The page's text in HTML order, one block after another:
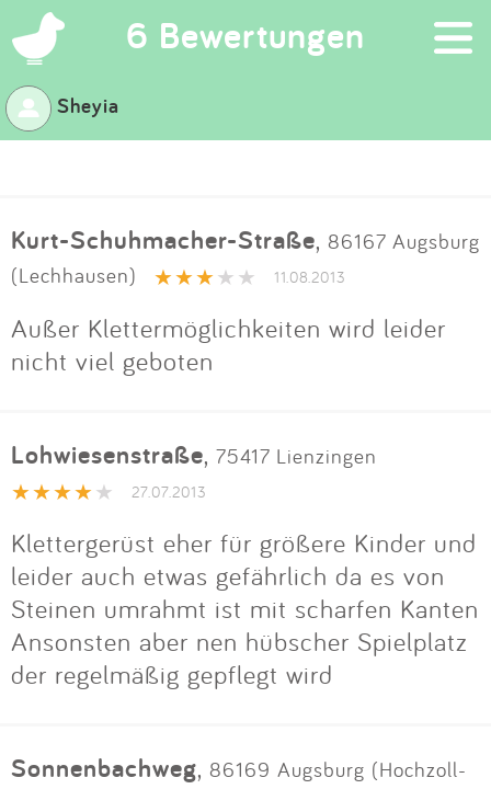
6 Bewertungen ×
Suchen
App
Blog
Partner
Impressum
Anmelden
Sheyia
Kurt-Schuhmacher-Straße, 86167 Augsburg
(Lechhausen)
11.08.2013
Außer Klettermöglichkeiten wird leider
nicht viel geboten
Lohwiesenstraße, 75417 Lienzingen
27.07.2013
Klettergerüst eher für größere Kinder und
leider auch etwas gefährlich da es von
Steinen umrahmt ist mit scharfen Kanten
Ansonsten aber nen hübscher Spielplatz
der regelmäßig gepflegt wird
Sonnenbachweg, 86169 Augsburg (Hochzoll-